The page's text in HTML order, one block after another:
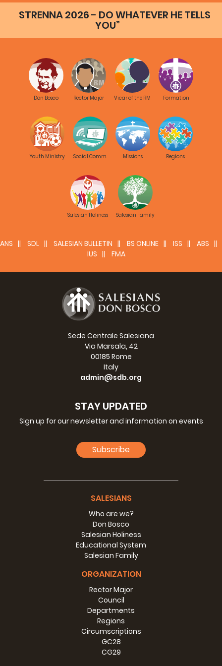
Bollettino di Animazione Missionaria Salesiana
Pubblicazione del Settore per le Missioni per le Comunità
Salesiane e gli amici delle missioni Salesiane
ciò che ben sappiamo: Don
Bosco, fin da giovane, acca-
missionario. Don Cafasso, accompa-
cammino, dicendogli che non
doveva andare nelle missioni (MB 2, 203-204), però
sempre egli ebbe questo pensiero nel
suo cuore e lo realizzò mediante i suoi figli, fin da quell’ 11
novembre 1875, scegliendo dal
gruppo dei suoi primi salesiani quelli che invierà in America
spirituali degli emigrati e portare il Vangelo ai popoli che
prima spedizione a quella del prossimo 27 settembre 2015,
se ne saranno succedute 146.
Poco dopo il primo invio di salesiani anche le Figlie di Maria
Ausiliatrice anno dopo anno
sono andate nelle terre di missione. Attualmente,
questo invio conta anche, fre-
quentemente, la presenza di missionari e missionarie laici.
STRENNA 2026 - DO WHATEVER HE TELLS
YOU”
Don Bosco Rector Major Vicar of the RM Formation
Youth Ministry Social Comm. Missions Regions
Salesian Holiness Salesian Family
ANS SDL SALESIAN BULLETIN BS ONLINE ISS
ABS
IUS
FMA
Sede Centrale Salesiana
Via Marsala, 42
00185 Rome
Italy
admin@sdb.org
STAY UPDATED
Sign up for our newsletter and information on events
Subscribe
SALESIANS
Who are we?
Don Bosco
Salesian Holiness
Educational System
Salesian Family
ORGANIZATION
Rector Major
Council
Departments
Regions
Circumscriptions
GC28
CG29